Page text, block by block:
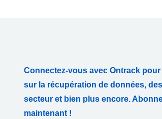
Connectez-vous avec Ontrack
sur la récupération de données,
secteur et bien plus encore.
maintenant !